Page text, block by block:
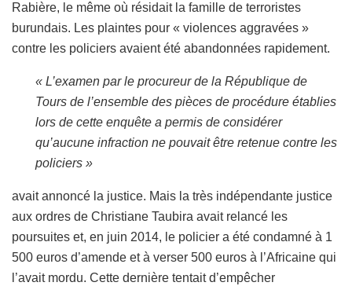
Rabière, le même où résidait la famille de terroristes
burundais. Les plaintes pour « violences aggravées »
contre les policiers avaient été abandonnées rapidement.
« L’examen par le procureur de la République de
Tours de l’ensemble des pièces de procédure établies
lors de cette enquête a permis de considérer
qu’aucune infraction ne pouvait être retenue contre les
policiers »
avait annoncé la justice. Mais la très indépendante justice
aux ordres de Christiane Taubira avait relancé les
poursuites et, en juin 2014, le policier a été condamné à 1
500 euros d’amende et à verser 500 euros à l’Africaine qui
l’avait mordu. Cette dernière tentait d’empêcher